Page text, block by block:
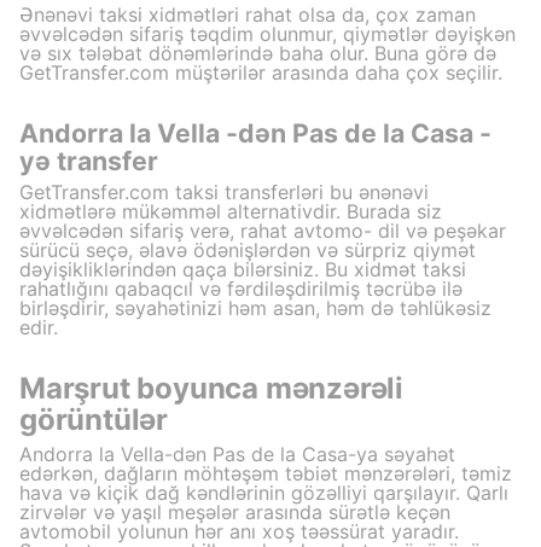
Ənənəvi taksi xidmətləri rahat olsa da, çox zaman
əvvəlcədən sifariş təqdim olunmur, qiymətlər dəyişkən
və sıx tələbat dönəmlərində baha olur. Buna görə də
GetTransfer.com müştərilər arasında daha çox seçilir.
Andorra la Vella -dən Pas de la Casa -
yə transfer
GetTransfer.com taksi transferləri bu ənənəvi
xidmətlərə mükəmməl alternativdir. Burada siz
əvvəlcədən sifariş verə, rahat avtomo- dil və peşəkar
sürücü seçə, əlavə ödənişlərdən və sürpriz qiymət
dəyişikliklərindən qaça bilərsiniz. Bu xidmət taksi
rahatlığını qabaqcıl və fərdiləşdirilmiş təcrübə ilə
birləşdirir, səyahətinizi həm asan, həm də təhlükəsiz
edir.
Marşrut boyunca mənzərəli
görüntülər
Andorra la Vella-dən Pas de la Casa-ya səyahət
edərkən, dağların möhtəşəm təbiət mənzərələri, təmiz
hava və kiçik dağ kəndlərinin gözəlliyi qarşılayır. Qarlı
zirvələr və yaşıl meşələr arasında sürətlə keçən
avtomobil yolunun hər anı xoş təəssürat yaradır.